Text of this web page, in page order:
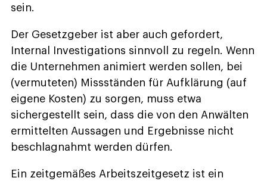
sein.
Der Gesetzgeber ist aber auch gefordert,
Internal Investigations sinnvoll zu regeln. Wenn
die Unternehmen animiert werden sollen, bei
(vermuteten) Missständen für Aufklärung (auf
eigene Kosten) zu sorgen, muss etwa
sichergestellt sein, dass die von den Anwälten
ermittelten Aussagen und Ergebnisse nicht
beschlagnahmt werden dürfen.
Ein zeitgemäßes Arbeitszeitgesetz ist ein